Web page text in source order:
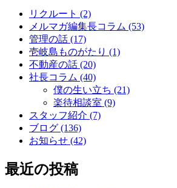
リクルート (2)
メルマガ編集長コラム (53)
管理の話 (17)
壱岐島ものがたり (1)
不動産の話 (20)
社長コラム (40)
僕の生い立ち (21)
楽待相談室 (9)
スタッフ紹介 (7)
ブログ (136)
お知らせ (42)
最近の投稿